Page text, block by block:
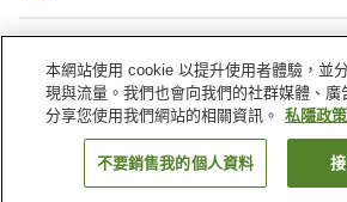
24 小時服務櫃台
寄存行
保險箱（前台）
送遞服務
日本 東京 中央區 銀座燦路
找客房
本網站使用 cookie 以提升使用者體驗，並
現與流量。我們也會向我們的社群媒體、廣
分享您使用我們網站的相關資訊。
私隱政策
不要銷售我的個人資料